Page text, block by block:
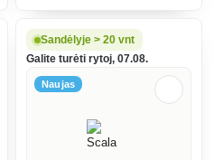
Sandėlyje > 20 vnt
Galite turėti rytoj, 07.08.
Naujas